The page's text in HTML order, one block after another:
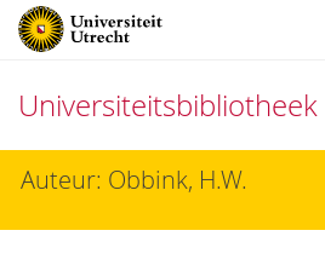
Universiteitsbibliotheek
naarAuteur: Obbink, H.W.